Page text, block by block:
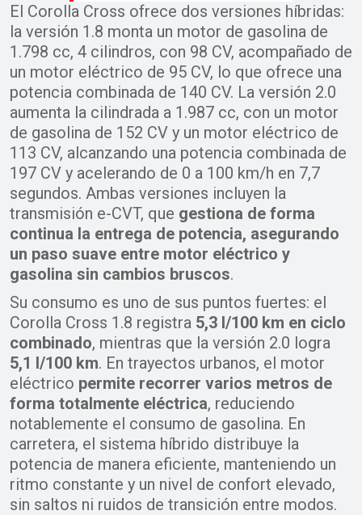
El Corolla Cross ofrece dos versiones híbridas:
la versión 1.8 monta un motor de gasolina de
1.798 cc, 4 cilindros, con 98 CV, acompañado de
un motor eléctrico de 95 CV, lo que ofrece una
potencia combinada de 140 CV. La versión 2.0
aumenta la cilindrada a 1.987 cc, con un motor
de gasolina de 152 CV y un motor eléctrico de
113 CV, alcanzando una potencia combinada de
197 CV y acelerando de 0 a 100 km/h en 7,7
segundos. Ambas versiones incluyen la
transmisión e-CVT, que gestiona de forma
continua la entrega de potencia, asegurando
un paso suave entre motor eléctrico y
gasolina sin cambios bruscos.
Su consumo es uno de sus puntos fuertes: el
Corolla Cross 1.8 registra 5,3 l/100 km en ciclo
combinado, mientras que la versión 2.0 logra
5,1 l/100 km. En trayectos urbanos, el motor
eléctrico permite recorrer varios metros de
forma totalmente eléctrica, reduciendo
notablemente el consumo de gasolina. En
carretera, el sistema híbrido distribuye la
potencia de manera eficiente, manteniendo un
ritmo constante y un nivel de confort elevado,
sin saltos ni ruidos de transición entre modos.